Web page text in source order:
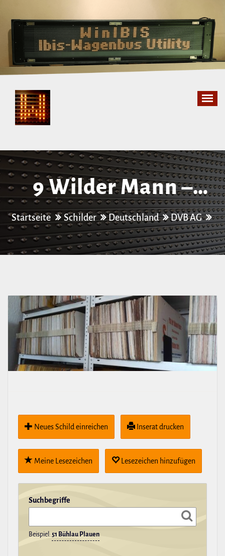
springen
9 Wilder Mann –
Kleinzschachwitz
Startseite Schilder Deutschland DVB AG
Neues Schild ein­rei­chen Inserat drucken
Meine Lese­zei­chen Lese­zei­chen hin­zu­fügen
Such­be­griffe
Beispiel: 51 Bühlau Plauen